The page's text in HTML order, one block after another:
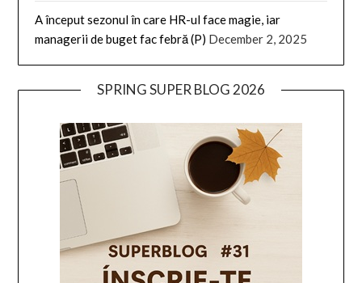
A început sezonul în care HR-ul face magie, iar
managerii de buget fac febră (P) December 2, 2025
SPRING SUPER BLOG 2026